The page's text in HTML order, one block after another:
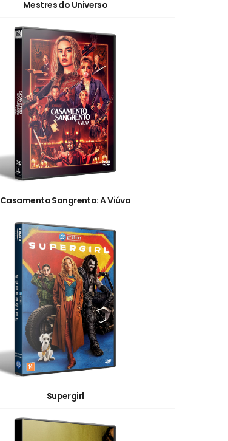
Mestres do Universo
Casamento Sangrento: A Viúva
Supergirl